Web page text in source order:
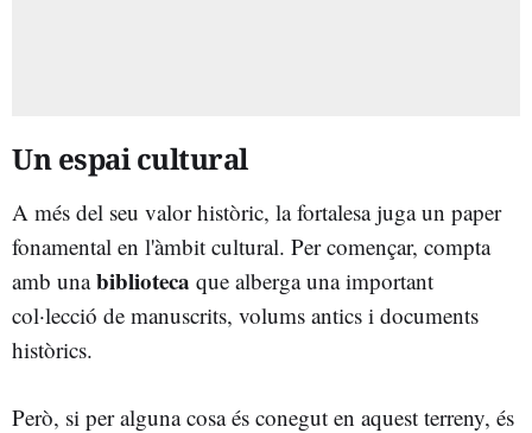
Un espai cultural
A més del seu valor històric, la fortalesa juga un paper
fonamental en l'àmbit cultural. Per començar, compta
amb unabiblioteca que alberga una important
col·lecció de manuscrits, volums antics i documents
històrics.
Però, si per alguna cosa és conegut en aquest terreny, és